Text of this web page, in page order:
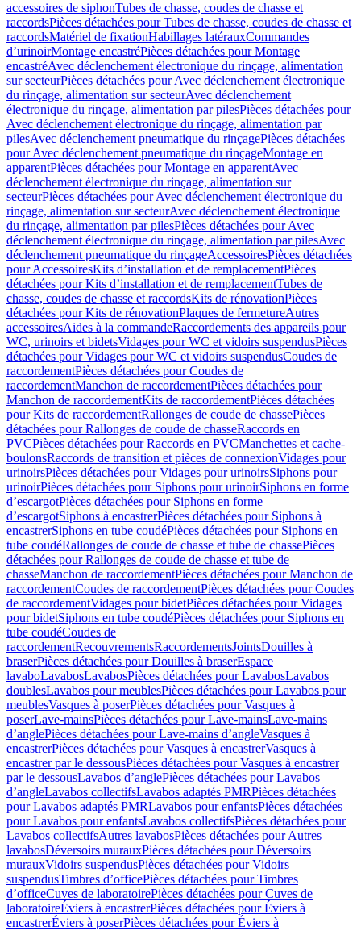
accessoires de siphonTubes de chasse, coudes de chasse et
raccordsPièces détachées pour Tubes de chasse, coudes de chasse et
raccordsMatériel de fixationHabillages latérauxCommandes
dʼurinoirMontage encastréPièces détachées pour Montage
encastréAvec déclenchement électronique du rinçage, alimentation
sur secteurPièces détachées pour Avec déclenchement électronique
du rinçage, alimentation sur secteurAvec déclenchement
électronique du rinçage, alimentation par pilesPièces détachées pour
Avec déclenchement électronique du rinçage, alimentation par
pilesAvec déclenchement pneumatique du rinçagePièces détachées
pour Avec déclenchement pneumatique du rinçageMontage en
apparentPièces détachées pour Montage en apparentAvec
déclenchement électronique du rinçage, alimentation sur
secteurPièces détachées pour Avec déclenchement électronique du
rinçage, alimentation sur secteurAvec déclenchement électronique
du rinçage, alimentation par pilesPièces détachées pour Avec
déclenchement électronique du rinçage, alimentation par pilesAvec
déclenchement pneumatique du rinçageAccessoiresPièces détachées
pour AccessoiresKits d’installation et de remplacementPièces
détachées pour Kits d’installation et de remplacementTubes de
chasse, coudes de chasse et raccordsKits de rénovationPièces
détachées pour Kits de rénovationPlaques de fermetureAutres
accessoiresAides à la commandeRaccordements des appareils pour
WC, urinoirs et bidetsVidages pour WC et vidoirs suspendusPièces
détachées pour Vidages pour WC et vidoirs suspendusCoudes de
raccordementPièces détachées pour Coudes de
raccordementManchon de raccordementPièces détachées pour
Manchon de raccordementKits de raccordementPièces détachées
pour Kits de raccordementRallonges de coude de chassePièces
détachées pour Rallonges de coude de chasseRaccords en
PVCPièces détachées pour Raccords en PVCManchettes et cache-
boulonsRaccords de transition et pièces de connexionVidages pour
urinoirsPièces détachées pour Vidages pour urinoirsSiphons pour
urinoirPièces détachées pour Siphons pour urinoirSiphons en forme
d’escargotPièces détachées pour Siphons en forme
d’escargotSiphons à encastrerPièces détachées pour Siphons à
encastrerSiphons en tube coudéPièces détachées pour Siphons en
tube coudéRallonges de coude de chasse et tube de chassePièces
détachées pour Rallonges de coude de chasse et tube de
chasseManchon de raccordementPièces détachées pour Manchon de
raccordementCoudes de raccordementPièces détachées pour Coudes
de raccordementVidages pour bidetPièces détachées pour Vidages
pour bidetSiphons en tube coudéPièces détachées pour Siphons en
tube coudéCoudes de
raccordementRecouvrementsRaccordementsJointsDouilles à
braserPièces détachées pour Douilles à braserEspace
lavaboLavabosLavabosPièces détachées pour LavabosLavabos
doublesLavabos pour meublesPièces détachées pour Lavabos pour
meublesVasques à poserPièces détachées pour Vasques à
poserLave-mainsPièces détachées pour Lave-mainsLave-mains
d’anglePièces détachées pour Lave-mains d’angleVasques à
encastrerPièces détachées pour Vasques à encastrerVasques à
encastrer par le dessousPièces détachées pour Vasques à encastrer
par le dessousLavabos d’anglePièces détachées pour Lavabos
d’angleLavabos collectifsLavabos adaptés PMRPièces détachées
pour Lavabos adaptés PMRLavabos pour enfantsPièces détachées
pour Lavabos pour enfantsLavabos collectifsPièces détachées pour
Lavabos collectifsAutres lavabosPièces détachées pour Autres
lavabosDéversoirs murauxPièces détachées pour Déversoirs
murauxVidoirs suspendusPièces détachées pour Vidoirs
suspendusTimbres dʼofficePièces détachées pour Timbres
dʼofficeCuves de laboratoirePièces détachées pour Cuves de
laboratoireÉviers à encastrerPièces détachées pour Éviers à
encastrerÉviers à poserPièces détachées pour Éviers à